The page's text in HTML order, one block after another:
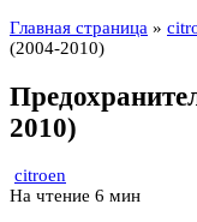
Главная страница »
(2004-2010)
2010)
citroen
На чтение 6 мин